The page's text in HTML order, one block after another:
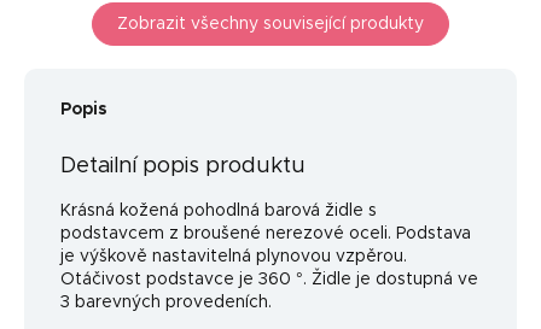
Zobrazit všechny související produkty
Popis
Detailní popis produktu
Krásná kožená pohodlná barová židle s
podstavcem z broušené nerezové oceli. Podstava
je výškově nastavitelná plynovou vzpěrou.
Otáčivost podstavce je 360 °. Židle je dostupná ve
3 barevných provedeních.